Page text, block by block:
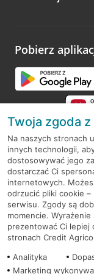
opinie.
Pobierz
RODO
Regulamin serwisu
Mapa serwisu
PolitykaCookies
Twoja zgoda
Na naszych stronach
innych technologii,
dostosowywać jego
dostarczać Ci
internetowych.
odrzucić pliki cookie
serwisu. Zgody są
momencie.
prezentować Ci
stronach Credit
Analityka
Marketing